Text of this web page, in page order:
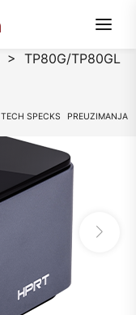
> TP80G/TP80GL
TECH SPECKS PREUZIMANJA